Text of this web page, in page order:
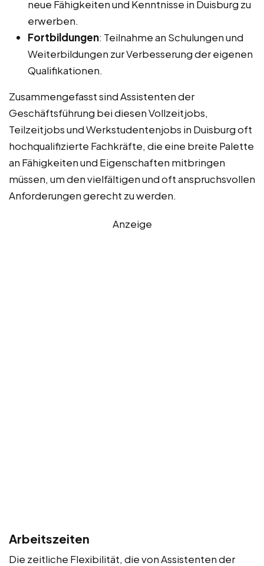
neue Fähigkeiten und Kenntnisse in Duisburg zu
erwerben.
Fortbildungen: Teilnahme an Schulungen und
Weiterbildungen zur Verbesserung der eigenen
Qualifikationen.
Zusammengefasst sind Assistenten der
Geschäftsführung bei diesen Vollzeitjobs,
Teilzeitjobs und Werkstudentenjobs in Duisburg oft
hochqualifizierte Fachkräfte, die eine breite Palette
an Fähigkeiten und Eigenschaften mitbringen
müssen, um den vielfältigen und oft anspruchsvollen
Anforderungen gerecht zu werden.
Anzeige
Arbeitszeiten
Die zeitliche Flexibilität, die von Assistenten der